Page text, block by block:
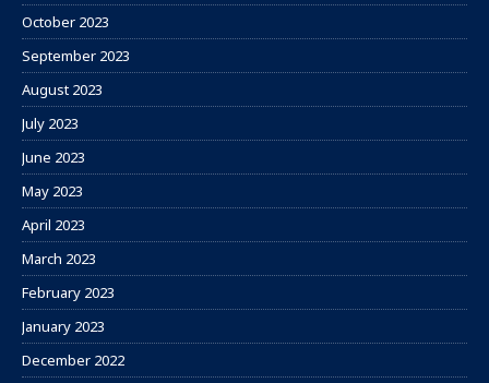
October 2023
September 2023
August 2023
July 2023
June 2023
May 2023
April 2023
March 2023
February 2023
January 2023
December 2022